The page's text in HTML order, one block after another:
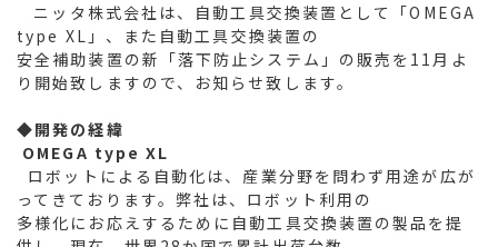
ニッタ株式会社は、自動工具交換装置として「OMEGA
type XL」、また自動工具交換装置の
安全補助装置の新「落下防止システム」の販売を11月よ
り開始致しますので、お知らせ致します。
◆開発の経緯
OMEGA type XL
ロボットによる自動化は、産業分野を問わず用途が広が
ってきております。弊社は、ロボット利用の
多様化にお応えするために自動工具交換装置の製品を提